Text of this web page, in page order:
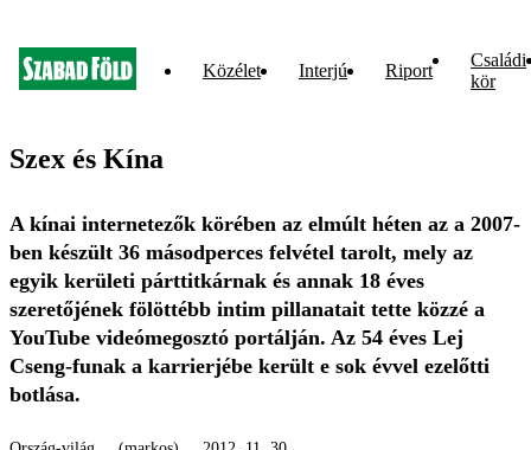
Közélet Interjú Riport
Családi
kör
Szex és Kína
A kínai internetezők körében az elmúlt héten az a 2007-
ben készült 36 másodperces felvétel tarolt, mely az
egyik kerületi párttitkárnak és annak 18 éves
szeretőjének fölöttébb intim pillanatait tette közzé a
YouTube videómegosztó portálján. Az 54 éves Lej
Cseng-funak a karrierjébe került e sok évvel ezelőtti
botlása.